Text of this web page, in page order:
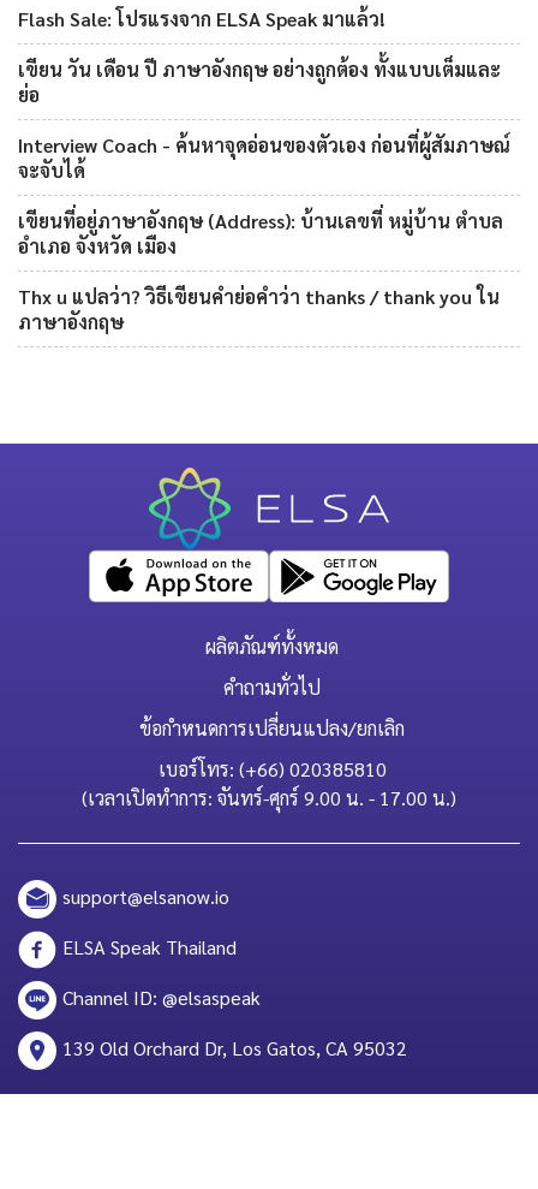
Flash Sale: โปรแรงจาก ELSA Speak มาแล้ว!
เขียน วัน เดือน ปี ภาษาอังกฤษ อย่างถูกต้อง ทั้งแบบเต็มและ
ย่อ
Interview Coach - ค้นหาจุดอ่อนของตัวเอง ก่อนที่ผู้สัมภาษณ์
จะจับได้
เขียนที่อยู่ภาษาอังกฤษ (Address): บ้านเลขที่ หมู่บ้าน ตำบล
อำเภอ จังหวัด เมือง
Thx u แปลว่า? วิธีเขียนคำย่อคำว่า thanks / thank you ใน
ภาษาอังกฤษ
ผลิตภัณฑ์ทั้งหมด
คำถามทั่วไป
ข้อกำหนดการเปลี่ยนแปลง/ยกเลิก
เบอร์โทร: (+66) 020385810
(เวลาเปิดทำการ: จันทร์-ศุกร์ 9.00 น. - 17.00 น.)
support@elsanow.io
ELSA Speak Thailand
Channel ID: @elsaspeak
139 Old Orchard Dr, Los Gatos, CA 95032